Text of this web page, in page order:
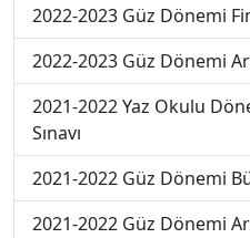
2022-2023 Güz Dönemi
2022-2023 Güz Dönemi
2021-2022 Yaz Okulu
Sınavı
2021-2022 Güz Dönemi
2021-2022 Güz Dönemi